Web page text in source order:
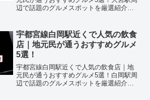
辺で話題のグルメスポットを厳選紹介！
リアとして、ショッピング・観光・ビジ
ネスの拠点となってい...
宇都宮線白岡駅近くで人気の飲食
店｜地元民が通うおすすめグルメ
5選！
宇都宮線白岡駅近くで人気の飲食店｜地
元民が通うおすすめグルメ5選！白岡駅周
辺で話題のグルメスポットを厳選紹介！